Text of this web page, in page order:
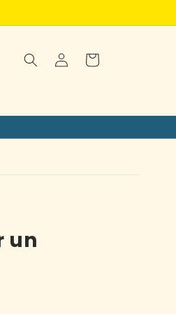
ConnexionPanier
un